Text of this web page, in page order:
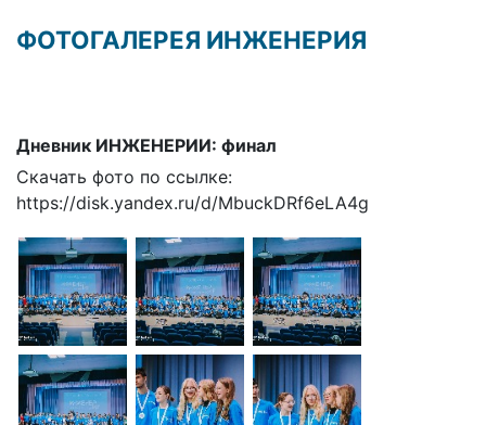
ФОТОГАЛЕРЕЯ ИНЖЕНЕРИЯ
Дневник ИНЖЕНЕРИИ: финал
Скачать фото по ссылке:
https://disk.yandex.ru/d/MbuckDRf6eLA4g